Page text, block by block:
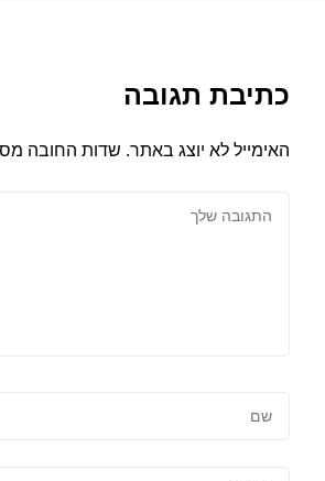
כתיבת תגובה
האימייל לא יוצג באתר. שדות החובה